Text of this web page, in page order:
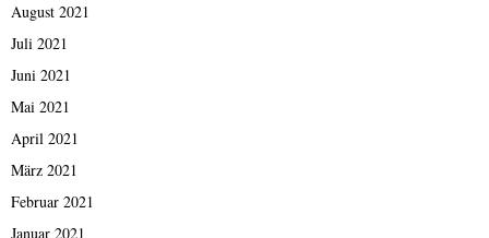
August 2021
Juli 2021
Juni 2021
Mai 2021
April 2021
März 2021
Februar 2021
Januar 2021